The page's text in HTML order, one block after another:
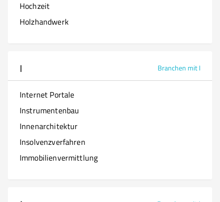
Hochzeit
Holzhandwerk
I Branchen mit I
Internet Portale
Instrumentenbau
Innenarchitektur
Insolvenzverfahren
Immobilienvermittlung